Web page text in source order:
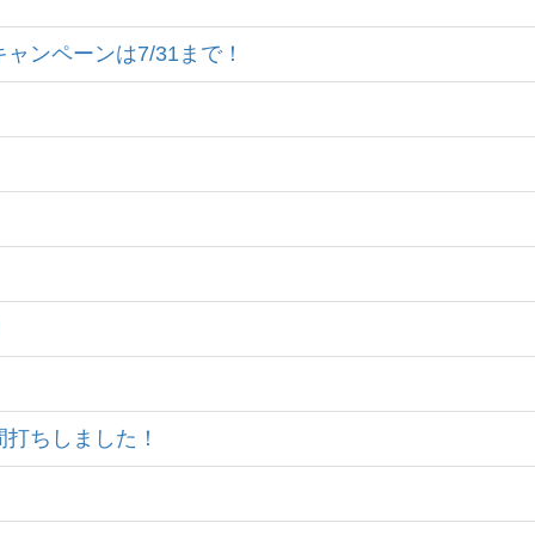
ャンペーンは7/31まで！
ちしました！